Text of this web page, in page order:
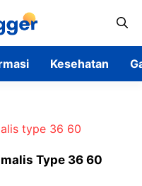
Kesehatan
Type 36 60